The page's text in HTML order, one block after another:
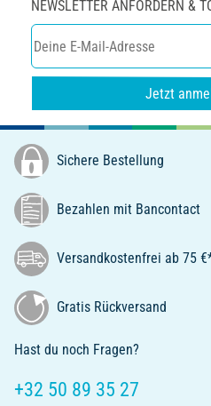
NEWSLETTER ANFORDERN &
Jetzt
Sichere Bestellung
Bezahlen mit Bancontact
Versandkostenfrei ab 75
Gratis Rückversand
Hast du noch Fragen?
+32 50 89 35 27